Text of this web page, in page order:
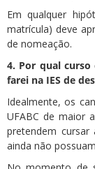
Em qualquer
matrícula) deve
de nomeação.
4. Por qual curso
farei na IES de
Idealmente, os
UFABC de maior
pretendem cursar
ainda não